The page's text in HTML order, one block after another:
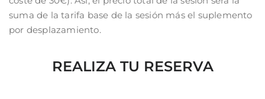
suma de la tarifa base de la sesión más el suplemento
por desplazamiento.
REALIZA TU RESERVA